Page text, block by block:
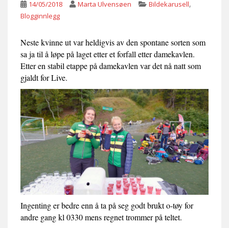
14/05/2018 Marta Ulvensøen Bildekarusell,
Blogginnlegg
Neste kvinne ut var heldigvis av den spontane sorten som
sa ja til å løpe på laget etter et forfall etter damekavlen.
Etter en stabil etappe på damekavlen var det nå natt som
gjaldt for Live.
Ingenting er bedre enn å ta på seg godt brukt o-tøy for
andre gang kl 0330 mens regnet trommer på teltet.